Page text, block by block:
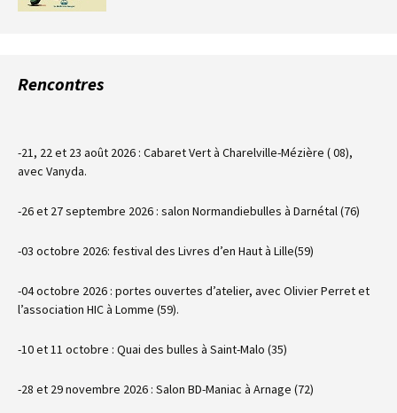
Rencontres
-21, 22 et 23 août 2026 : Cabaret Vert à Charelville-Mézière ( 08),
avec Vanyda.
-26 et 27 septembre 2026 : salon Normandiebulles à Darnétal (76)
-03 octobre 2026: festival des Livres d’en Haut à Lille(59)
-04 octobre 2026 : portes ouvertes d’atelier, avec Olivier Perret et
l’association HIC à Lomme (59).
-10 et 11 octobre : Quai des bulles à Saint-Malo (35)
-28 et 29 novembre 2026 : Salon BD-Maniac à Arnage (72)